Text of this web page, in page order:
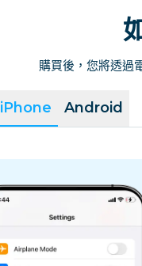
購買後，您將透過
iPhone Android